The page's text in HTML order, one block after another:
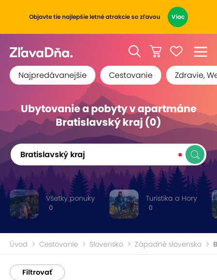
Objavte tie najlepšie letné atrakcie so zľavou Viac
Najpredávanejšie Cestovanie Zdravie,
Ubytovanie a pobyty v apartmáne
Bratislavský kraj (0)
Bratislavský kraj
0
Všetky ponuky
0
Turistika a Hory
Úvod Cestovanie Slovensko Západné slovensko
Filtrovať